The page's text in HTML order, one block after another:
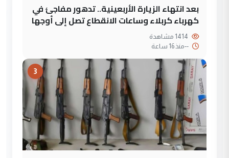
بعد انتهاء الزيارة الأربعينية.. تدهور مفاجئ في
كهرباء كربلاء وساعات الانقطاع تصل إلى أوجها
--منذ 16 ساعة
3